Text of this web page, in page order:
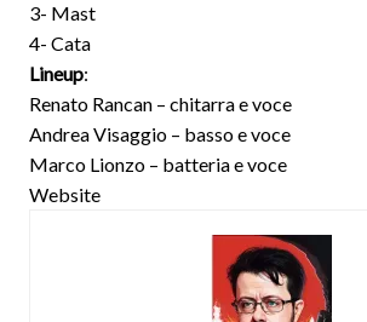
3- Mast
4- Cata
Lineup:
Renato Rancan – chitarra e voce
Andrea Visaggio – basso e voce
Marco Lionzo – batteria e voce
Website